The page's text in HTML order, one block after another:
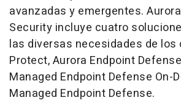
avanzadas y emergentes.
Security incluye cuatro
las diversas necesidades de los
Protect, Aurora Endpoint
Managed Endpoint Defense On-
Managed Endpoint Defense.